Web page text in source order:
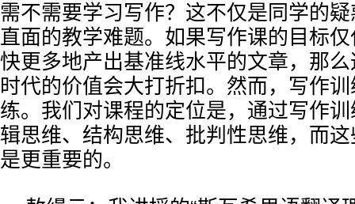
需不需要学习写作？这不仅是同学的
直面的教学难题。如果写作课的目标
快更多地产出基准线水平的文章，那
时代的价值会大打折扣。然而，写作
练。我们对课程的定位是，通过写作
辑思维、结构思维、批判性思维，而
是更重要的。